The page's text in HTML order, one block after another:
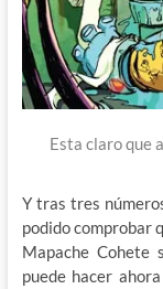
Esta claro que
Y tras tres
podido comprobar
Mapache Cohete
puede hacer